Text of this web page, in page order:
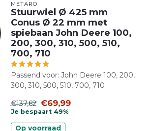
METARO
Stuurwiel Ø 425 mm
Conus Ø 22 mm met
spiebaan John Deere 100,
200, 300, 310, 500, 510,
700, 710
Passend voor: John Deere 100, 200,
300, 310, 500, 510, 700, 710
€137,62 €69,99
Je bespaart 49%
Op voorraad